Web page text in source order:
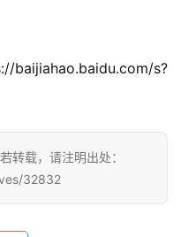
s?
转载，请注明出处：
32832